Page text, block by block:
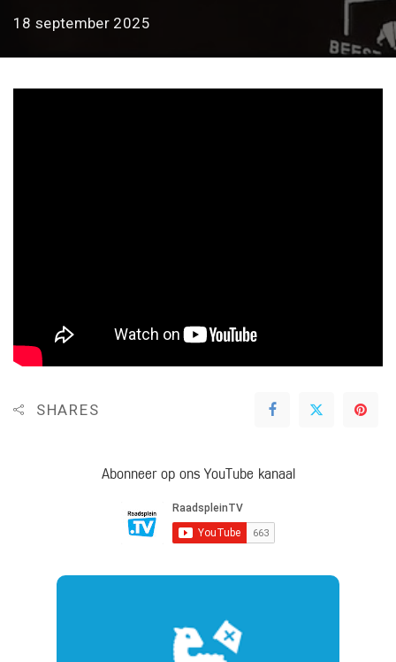
18 september 2025
SHARES
Abonneer op ons YouTube kanaal